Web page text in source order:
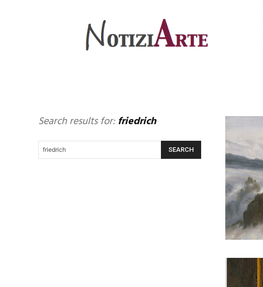
Search results for:friedrich
SEARCH